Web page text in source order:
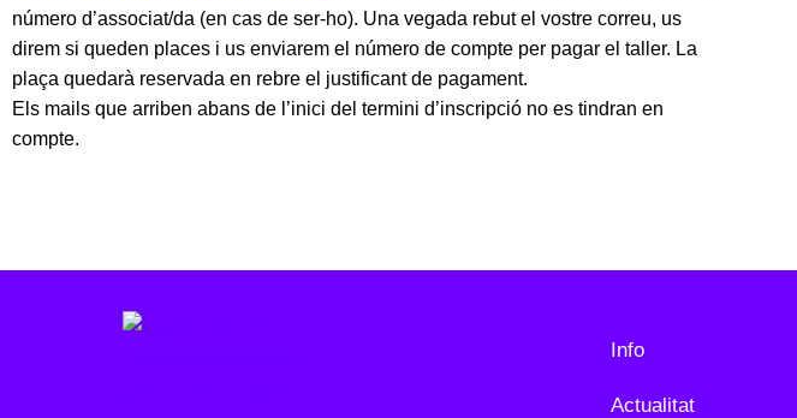
número d’associat/da (en cas de ser-ho). Una vegada rebut el vostre correu, us
direm si queden places i us enviarem el número de compte per pagar el taller. La
plaça quedarà reservada en rebre el justificant de pagament.
Els mails que arriben abans de l’inici del termini d’inscripció no es tindran en
compte.
Info
Actualitat